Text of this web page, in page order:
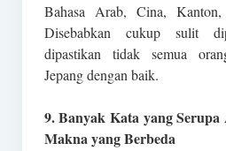
Bahasa Arab, Cina,
Disebabkan cukup sulit
dipastikan tidak semua
Jepang dengan baik.
9. Banyak Kata yang
Makna yang Berbeda